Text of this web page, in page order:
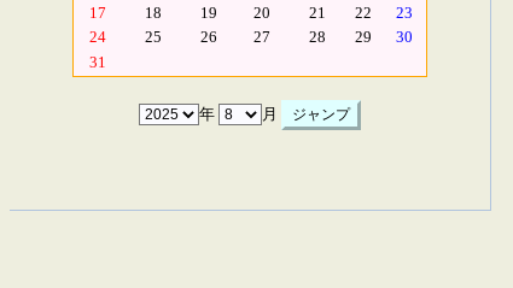
17
18 19 20 21 22
23
24
25 26 27 28 29
30
31
年 月